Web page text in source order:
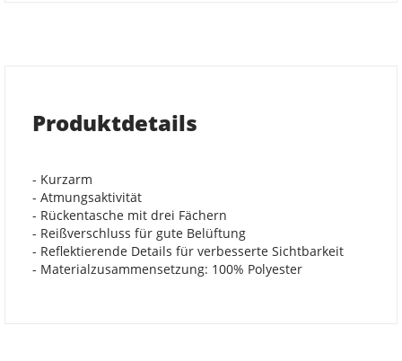
Produktdetails
- Kurzarm
- Atmungsaktivität
- Rückentasche mit drei Fächern
- Reißverschluss für gute Belüftung
- Reflektierende Details für verbesserte Sichtbarkeit
- Materialzusammensetzung: 100% Polyester